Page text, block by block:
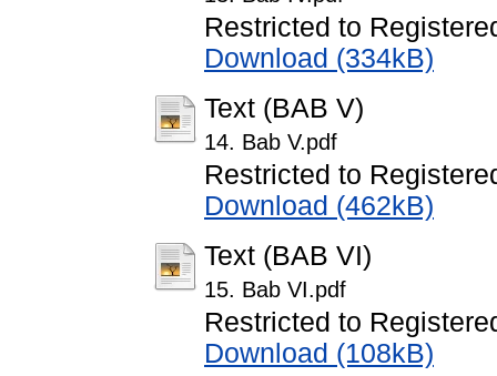
Restricted to
Download (334kB)
Text (BAB V)
14. Bab V.pdf
Restricted to
Download (462kB)
Text (BAB VI)
15. Bab VI.pdf
Restricted to
Download (108kB)